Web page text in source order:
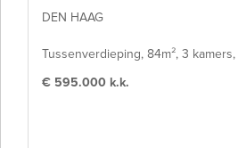
DEN HAAG
Tussenverdieping, 84m², 3
€ 595.000 k.k.